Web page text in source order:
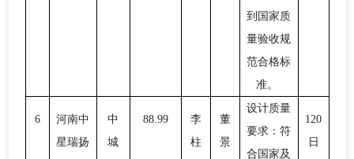
到国家质
量验收规
范合格标
准。
6
河南中
星瑞扬
中
城
88.99
李
柱
董
景
设计质量
要求：符
合国家及
120
日